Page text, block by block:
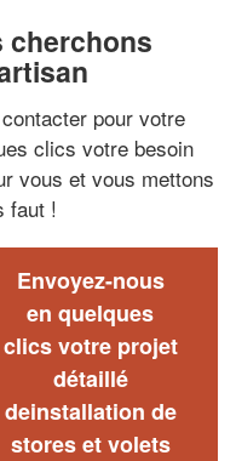
cherchons
pour votre
clics votre besoin
vous et vous mettons
faut !
Envoyez-nous
en quelques
clics votre projet
détaillé
deinstallation de
stores et volets